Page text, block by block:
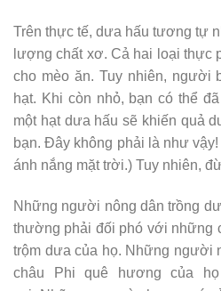
Trên thực tế, dưa hấu tương tự
lượng chất xơ. Cả hai loại thực
cho mèo ăn. Tuy nhiên, người
hạt. Khi còn nhỏ, bạn có thể
một hạt dưa hấu sẽ khiến quả
bạn. Đây không phải là như
ánh nắng mặt trời.) Tuy nhiên,
Những người nông dân trồng
thường phải đối phó với những
trộm dưa của họ. Những người
châu Phi quê hương của